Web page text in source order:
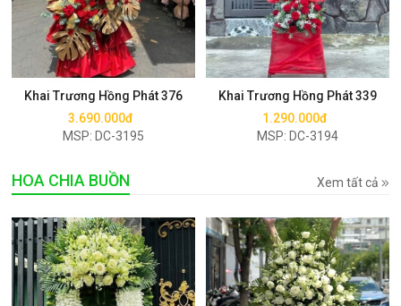
Khai Trương Hồng Phát 376
3.690.000đ
MSP: DC-3195
Mua ngay
Khai Trương Hồng Phát 339
1.290.000đ
MSP: DC-3194
Mua ngay
HOA CHIA BUỒN Xem tất cả